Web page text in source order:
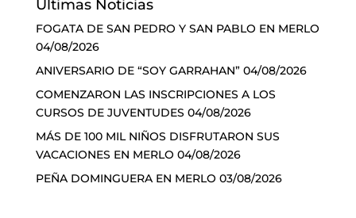
Últimas Noticias
FOGATA DE SAN PEDRO Y SAN PABLO EN MERLO
04/08/2026
ANIVERSARIO DE “SOY GARRAHAN” 04/08/2026
COMENZARON LAS INSCRIPCIONES A LOS
CURSOS DE JUVENTUDES 04/08/2026
MÁS DE 100 MIL NIÑOS DISFRUTARON SUS
VACACIONES EN MERLO 04/08/2026
PEÑA DOMINGUERA EN MERLO 03/08/2026